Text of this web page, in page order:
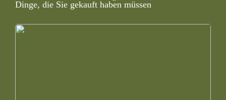
Dinge, die Sie gekauft haben müssen